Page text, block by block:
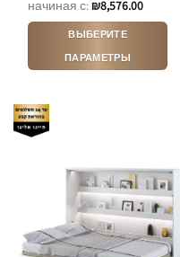
начиная с: ₪8,576.00
ВЫБЕРИТЕ
ПАРАМЕТРЫ
имеет
несколько
выбрать
на
странице